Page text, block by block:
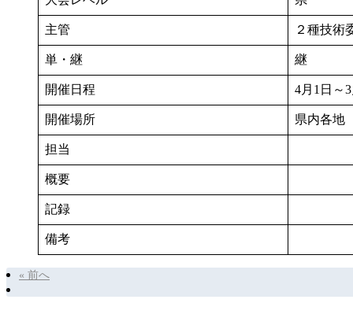
主管 ２種技術
単・継 継
開催日程 4月1日～
開催場所 県内各地
担当
概要
記録
備考
« 前へ